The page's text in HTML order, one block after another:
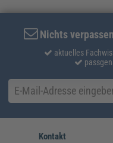
Nichts
aktuelles
Kontakt